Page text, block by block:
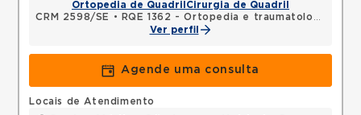
Ortopedia de Quadril Cirurgia de Quadril
CRM 2598/SE
•
RQE 1362 - Ortopedia e traumatologia
Ver perfil
Agende uma consulta
Locais de Atendimento